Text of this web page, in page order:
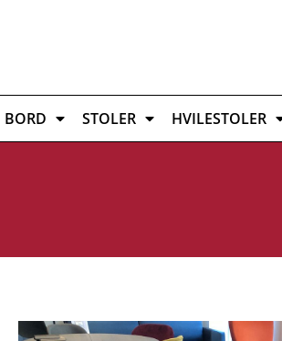
BORD STOLER HVILESTOLER